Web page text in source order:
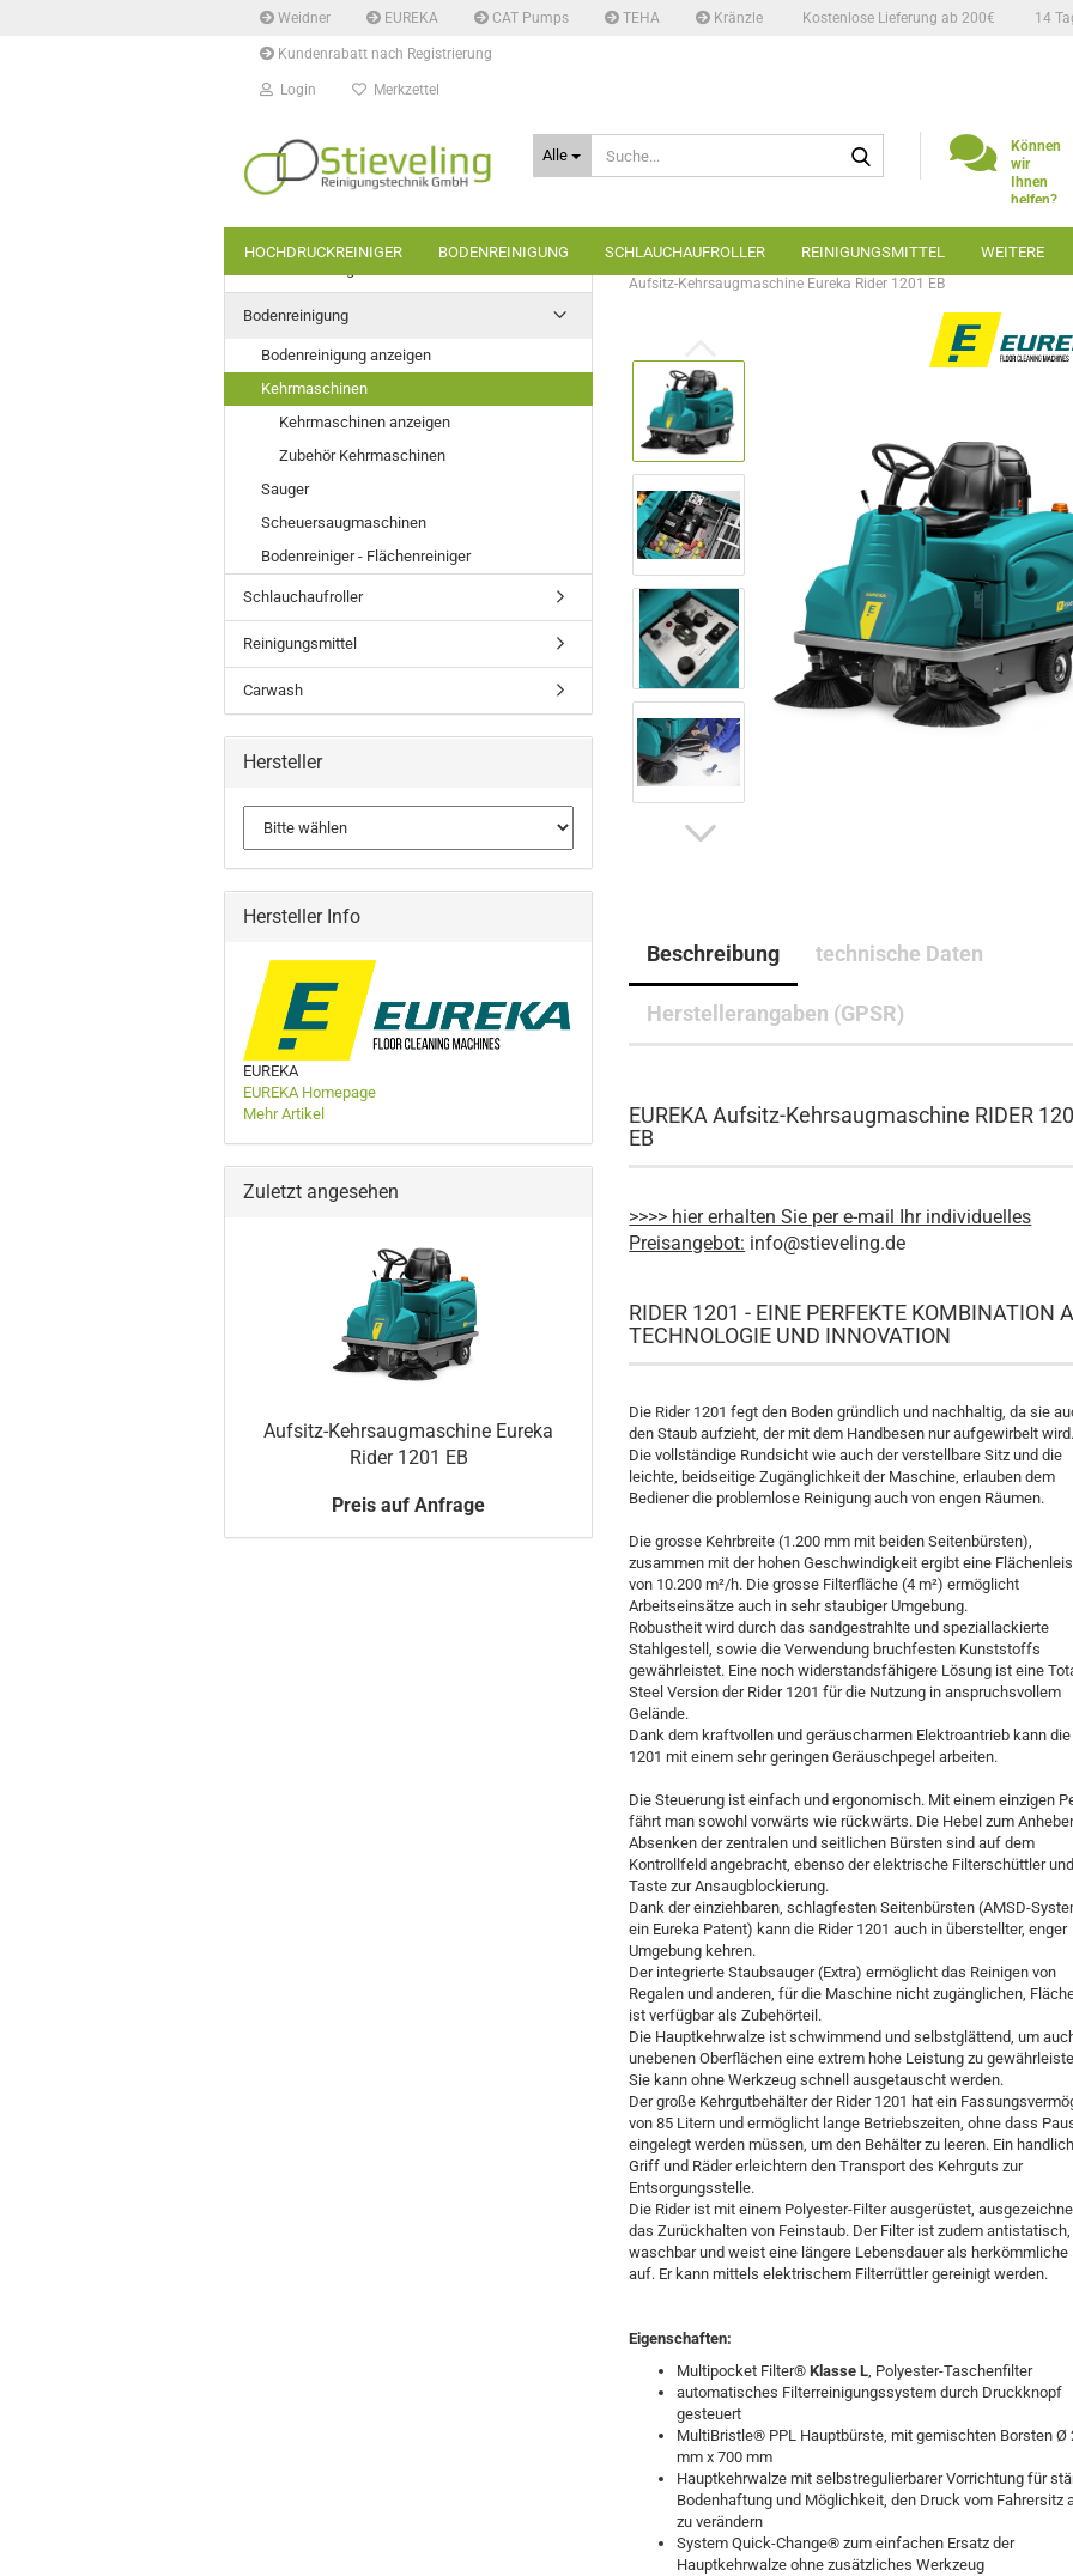
Weidner EUREKA CAT Pumps TEHA Kränzle Kostenlose Lieferung ab 200€ 14
Kundenrabatt nach Registrierung
Login Merkzettel
Alle
Können
wir
Ihnen
helfen?
6666
HOCHDRUCKREINIGER BODENREINIGUNG SCHLAUCHAUFROLLER REINIGUNGSMITTEL WEITERE
Startseite » Bodenreinigung » Kehrmaschinen »
Aufsitz-Kehrsaugmaschine Eureka Rider 1201 EB
Beschreibung technische Daten
Herstellerangaben (GPSR)
EUREKA Aufsitz-Kehrsaugmaschine RIDER
EB
>>>> hier erhalten Sie per e-mail Ihr individuelles
Preisangebot: info@stieveling.de
RIDER 1201 - EINE PERFEKTE KOMBINATION
TECHNOLOGIE UND INNOVATION
Die Rider 1201 fegt den Boden gründlich und nachhaltig, da sie
den Staub aufzieht, der mit dem Handbesen nur aufgewirbelt wird.
Die vollständige Rundsicht wie auch der verstellbare Sitz und die
leichte, beidseitige Zugänglichkeit der Maschine, erlauben dem
Bediener die problemlose Reinigung auch von engen Räumen.
Die grosse Kehrbreite (1.200 mm mit beiden Seitenbürsten),
zusammen mit der hohen Geschwindigkeit ergibt eine
von 10.200 m²/h. Die grosse Filterfläche (4 m²) ermöglicht
Arbeitseinsätze auch in sehr staubiger Umgebung.
Robustheit wird durch das sandgestrahlte und speziallackierte
Stahlgestell, sowie die Verwendung bruchfesten Kunststoffs
gewährleistet. Eine noch widerstandsfähigere Lösung ist eine
Steel Version der Rider 1201 für die Nutzung in anspruchsvollem
Gelände.
Dank dem kraftvollen und geräuscharmen Elektroantrieb kann die
1201 mit einem sehr geringen Geräuschpegel arbeiten.
Die Steuerung ist einfach und ergonomisch. Mit einem einzigen
fährt man sowohl vorwärts wie rückwärts. Die Hebel zum
Absenken der zentralen und seitlichen Bürsten sind auf dem
Kontrollfeld angebracht, ebenso der elektrische Filterschüttler
Taste zur Ansaugblockierung.
Dank der einziehbaren, schlagfesten Seitenbürsten (AMSD-
ein Eureka Patent) kann die Rider 1201 auch in überstellter, enger
Umgebung kehren.
Der integrierte Staubsauger (Extra) ermöglicht das Reinigen von
Regalen und anderen, für die Maschine nicht zugänglichen,
ist verfügbar als Zubehörteil.
Die Hauptkehrwalze ist schwimmend und selbstglättend, um
unebenen Oberflächen eine extrem hohe Leistung zu
Sie kann ohne Werkzeug schnell ausgetauscht werden.
Der große Kehrgutbehälter der Rider 1201 hat ein
von 85 Litern und ermöglicht lange Betriebszeiten, ohne dass
eingelegt werden müssen, um den Behälter zu leeren. Ein
Griff und Räder erleichtern den Transport des Kehrguts zur
Entsorgungsstelle.
Die Rider ist mit einem Polyester-Filter ausgerüstet,
das Zurückhalten von Feinstaub. Der Filter ist zudem antistatisch,
waschbar und weist eine längere Lebensdauer als herkömmliche
auf. Er kann mittels elektrischem Filterrüttler gereinigt werden.
Eigenschaften:
Multipocket Filter®Klasse L, Polyester-Taschenfilter
automatisches Filterreinigungssystem durch Druckknopf
gesteuert
MultiBristle® PPL Hauptbürste, mit gemischten Borsten Ø
mm x 700 mm
Hauptkehrwalze mit selbstregulierbarer Vorrichtung für
Bodenhaftung und Möglichkeit, den Druck vom Fahrersitz
zu verändern
System Quick-Change® zum einfachen Ersatz der
Hauptkehrwalze ohne zusätzliches Werkzeug
Bodenreinigung
Bodenreinigung anzeigen
Kehrmaschinen
Kehrmaschinen anzeigen
Zubehör Kehrmaschinen
Sauger
Scheuersaugmaschinen
Bodenreiniger - Flächenreiniger
Schlauchaufroller
Reinigungsmittel
Carwash
Hersteller
Hersteller Info
EUREKA
EUREKA Homepage
Mehr Artikel
Zuletzt angesehen
Aufsitz-Kehrsaugmaschine Eureka
Rider 1201 EB
Preis auf Anfrage